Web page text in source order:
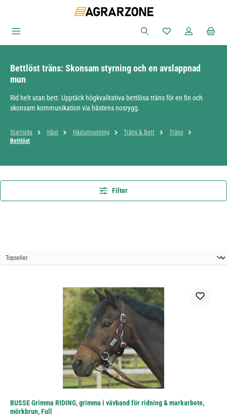
Du har 0 objekt i
Bettlöst träns: Skonsam styrning och en avslappnad
mun
Rid helt utan bett. Upptäck högkvalitativa bettlösa träns för en fin och
skonsam kommunikation via hästens nosrygg.
Startsida Häst Hästutrustning Träns & Bett
Träns
Bettlöst
Filter
BUSSE Grimma RIDING, grimma i vävband för ridning & markarbete,
mörkbrun, Full